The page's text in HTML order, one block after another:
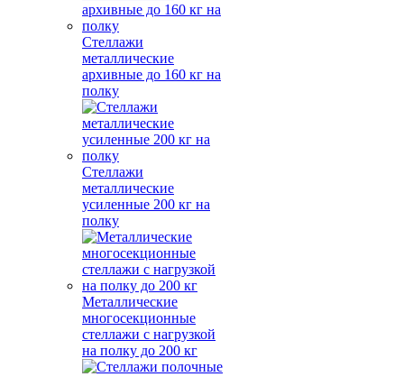
Стеллажи
металлические
архивные до 160 кг на
полку
Стеллажи
металлические
усиленные 200 кг на
полку
Металлические
многосекционные
стеллажи с нагрузкой
на полку до 200 кг